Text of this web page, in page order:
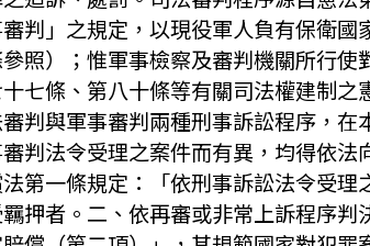
判」之規定，以現役軍人負有保衛
照）；惟軍事檢察及審判機關所行
七條、第八十條等有關司法權建制
判與軍事審判兩種刑事訴訟程序，
判法令受理之案件而有異，均得依法
第一條規定：「依刑事訴訟法令受
押者。二、依再審或非常上訴程序